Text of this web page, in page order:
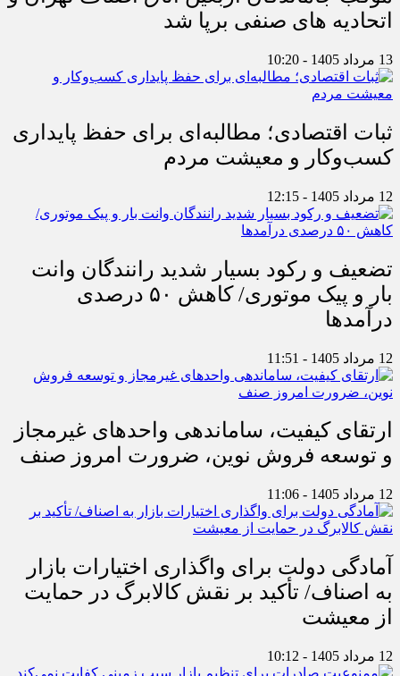
اتحادیه های صنفی برپا شد
13 مرداد 1405 - 10:20
ثبات اقتصادی؛ مطالبه‌ای برای حفظ پایداری
کسب‌وکار و معیشت مردم
12 مرداد 1405 - 12:15
تضعیف و رکود بسیار شدید رانندگان وانت
بار و پیک موتوری/ کاهش ۵۰ درصدی
درآمدها
12 مرداد 1405 - 11:51
ارتقای کیفیت، ساماندهی واحدهای غیرمجاز
و توسعه فروش نوین، ضرورت امروز صنف
12 مرداد 1405 - 11:06
آمادگی دولت برای واگذاری اختیارات بازار
به اصناف/ تأکید بر نقش کالابرگ در حمایت
از معیشت
12 مرداد 1405 - 10:12